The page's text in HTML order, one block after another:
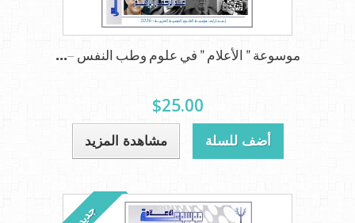
موسوعة " الأعلام " في علوم وطب النفس –...
$25.00
أضف للسلة مشاهدة المزيد
جديد